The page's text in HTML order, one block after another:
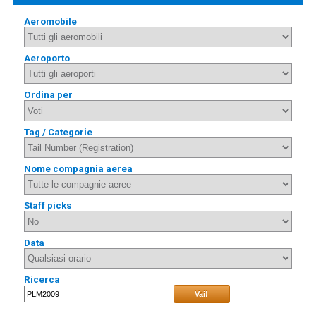
Aeromobile
Aeroporto
Ordina per
Tag / Categorie
Nome compagnia aerea
Staff picks
Data
Ricerca
Vai!